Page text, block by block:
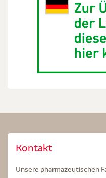
Kontakt
Unsere pharmazeutischen